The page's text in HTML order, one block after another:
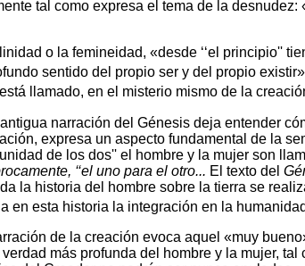
tal como expresa el tema de la
o la femineidad, «desde ‘‘el principio''
sentido del propio ser y del propio
llamado, en el misterio mismo de la
narración del Génesis deja entender
expresa un aspecto fundamental de la
de los dos'' el hombre y la mujer son
‘‘el uno para el otro... El texto del
la historia del hombre sobre la tierra se
en esta historia la integración en la
de la creación evoca aquel «muy
más profunda del hombre y la mujer,